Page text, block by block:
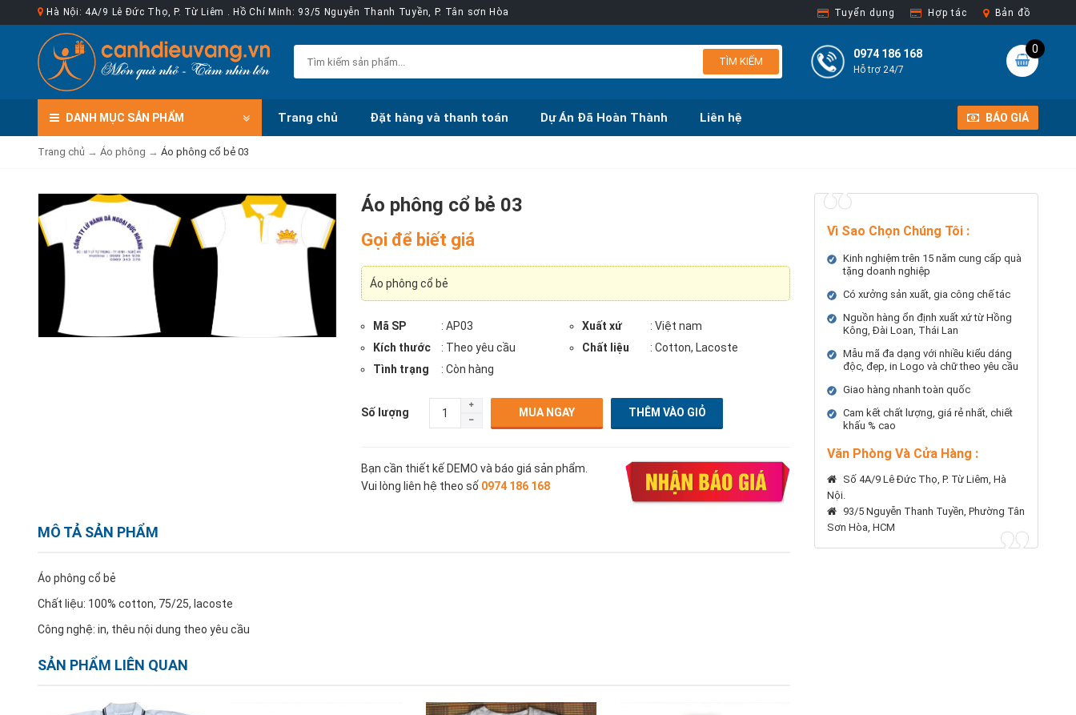
Hà Nội: 4A/9 Lê Đức Thọ, P. Từ Liêm . Hồ Chí Minh: 93/5 Nguyễn Thanh Tuyền, P. Tân sơn Hòa Tuyển dụng Hợp tác Bản đồ
TÌM KIẾM
0
0974 186 168
Hỗ trợ 24/7
DANH MỤC SẢN PHẨM Trang chủ Đặt hàng và thanh toán Dự Án Đã Hoàn Thành Liên hệ BÁO GIÁ
Trang chủ → Áo phông → Áo phông cổ bẻ 03
Áo phông cổ bẻ 03
Gọi để biết giá
Áo phông cổ bẻ
Mã SP : AP03 Xuất xứ
: Việt nam
Kích thước
: Theo yêu cầu Chất liệu
: Cotton, Lacoste
Tình trạng
: Còn hàng
Số lượng MUA NGAY
Bạn cần thiết kế DEMO và báo giá sản phẩm.
Vui lòng liên hệ theo số 0974 186 168
MÔ TẢ SẢN PHẨM
Áo phông cổ bẻ
Chất liệu: 100% cotton, 75/25, lacoste
Công nghệ: in, thêu nội dung theo yêu cầu
SẢN PHẨM LIÊN QUAN
Vì Sao Chọn Chúng Tôi :
Kinh nghiệm trên 15 năm cung cấp quà
tặng doanh nghiệp
Có xưởng sản xuất, gia công chế tác
Nguồn hàng ổn định xuất xứ từ Hồng
Kông, Đài Loan, Thái Lan
Mẫu mã đa dạng với nhiều kiểu dáng
độc, đẹp, in Logo và chữ theo yêu cầu
Giao hàng nhanh toàn quốc
Cam kết chất lượng, giá rẻ nhất, chiết
khấu % cao
Văn Phòng Và Cửa Hàng :
Số 4A/9 Lê Đức Thọ, P. Từ Liêm, Hà
Nội.
93/5 Nguyễn Thanh Tuyền, Phường Tân
Sơn Hòa, HCM